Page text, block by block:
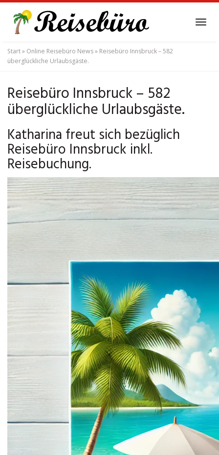
main
content
Start» Online Reisebüro News» Reisebüro Innsbruck – 582
überglückliche Urlaubsgäste.
Reisebüro Innsbruck – 582
überglückliche Urlaubsgäste.
Katharina freut sich bezüglich
Reisebüro Innsbruck inkl.
Reisebuchung.